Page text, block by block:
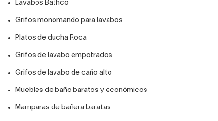
Lavabos Bathco
Grifos monomando para lavabos
Platos de ducha Roca
Grifos de lavabo empotrados
Grifos de lavabo de caño alto
Muebles de baño baratos y económicos
Mamparas de bañera baratas